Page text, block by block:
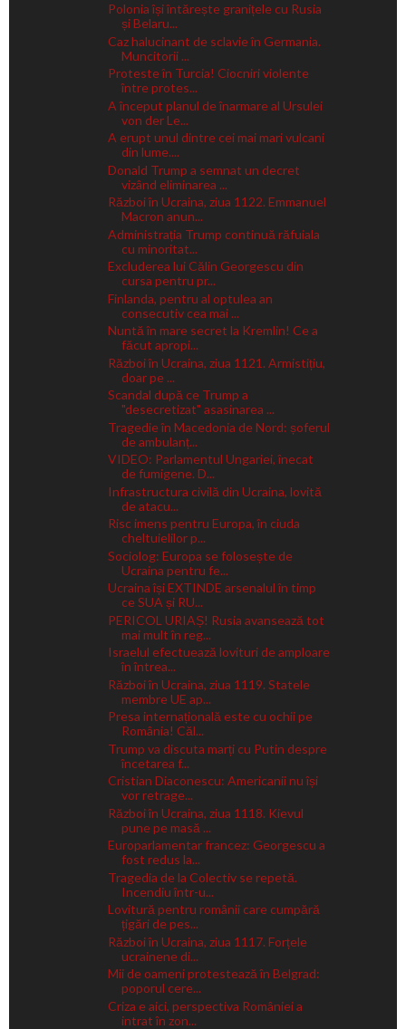
Polonia își întărește granițele cu Rusia
și Belaru...
Caz halucinant de sclavie în Germania.
Muncitorii ...
Proteste în Turcia! Ciocniri violente
între protes...
A început planul de înarmare al Ursulei
von der Le...
A erupt unul dintre cei mai mari vulcani
din lume....
Donald Trump a semnat un decret
vizând eliminarea ...
Război în Ucraina, ziua 1122. Emmanuel
Macron anun...
Administrația Trump continuă răfuiala
cu minoritat...
Excluderea lui Călin Georgescu din
cursa pentru pr...
Finlanda, pentru al optulea an
consecutiv cea mai ...
Nuntă în mare secret la Kremlin! Ce a
făcut apropi...
Război în Ucraina, ziua 1121. Armistițiu,
doar pe ...
Scandal după ce Trump a
"desecretizat" asasinarea ...
Tragedie în Macedonia de Nord: șoferul
de ambulanț...
VIDEO: Parlamentul Ungariei, înecat
de fumigene. D...
Infrastructura civilă din Ucraina, lovită
de atacu...
Risc imens pentru Europa, în ciuda
cheltuielilor p...
Sociolog: Europa se folosește de
Ucraina pentru fe...
Ucraina își EXTINDE arsenalul în timp
ce SUA și RU...
PERICOL URIAȘ! Rusia avansează tot
mai mult în reg...
Israelul efectuează lovituri de amploare
în întrea...
Război în Ucraina, ziua 1119. Statele
membre UE ap...
Presa internațională este cu ochii pe
România! Căl...
Trump va discuta marți cu Putin despre
încetarea f...
Cristian Diaconescu: Americanii nu își
vor retrage...
Război în Ucraina, ziua 1118. Kievul
pune pe masă ...
Europarlamentar francez: Georgescu a
fost redus la...
Tragedia de la Colectiv se repetă.
Incendiu într-u...
Lovitură pentru românii care cumpără
țigări de pes...
Război în Ucraina, ziua 1117. Forțele
ucrainene di...
Mii de oameni protestează în Belgrad:
poporul cere...
Criza e aici, perspectiva României a
intrat în zon...